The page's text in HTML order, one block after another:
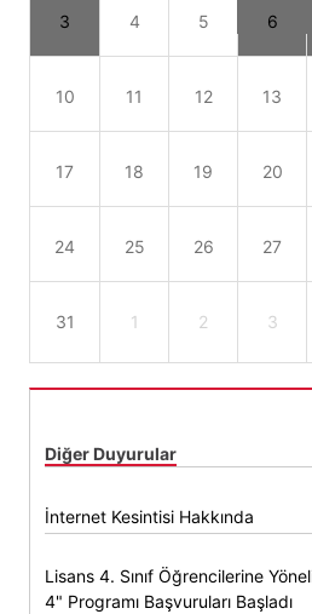
3 4 5 6
10 11 12 13
17 18 19 20
24 25 26 27
31 1 2 3
Diğer Duyurular
İnternet Kesintisi Hakkında
Lisans 4. Sınıf Öğrencilerine
4" Programı Başvuruları Başladı